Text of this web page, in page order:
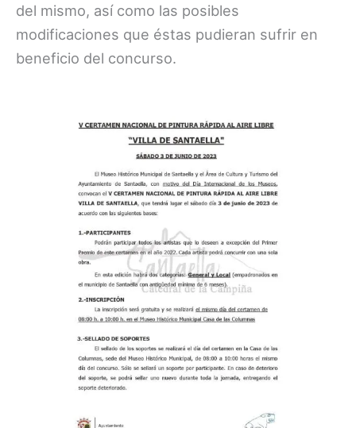
del mismo, así como las posibles
modificaciones que éstas pudieran sufrir en
beneficio del concurso.